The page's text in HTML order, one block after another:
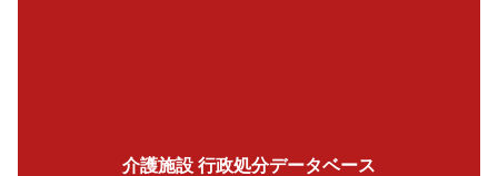
介護施設 行政処分データベース